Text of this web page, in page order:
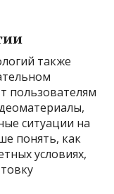
также
пользователям
ситуации на
понять, как
условиях,